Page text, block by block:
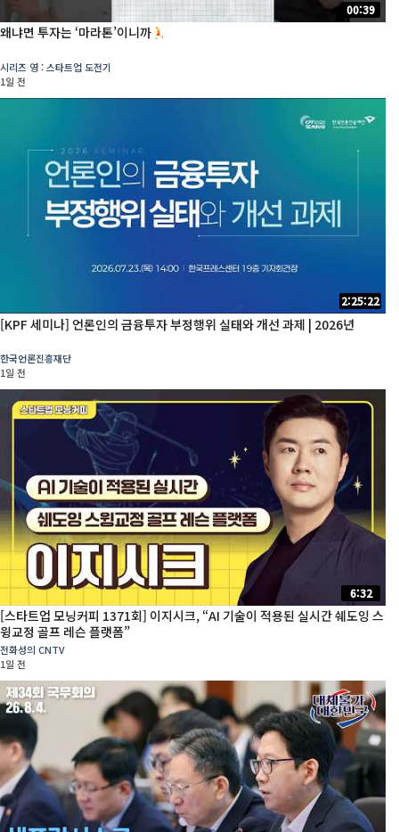
00:39
왜냐면 투자는 ‘마라톤’이니까
시리즈 영 : 스타트업 도전기
1일 전
2:25:22
[KPF 세미나] 언론인의 금융투자 부정행위 실태와 개선 과제 | 2026년
한국언론진흥재단
1일 전
6:32
[스타트업 모닝커피 1371회] 이지시크, “AI 기술이 적용된 실시간 쉐도잉 스
윙교정 골프 레슨 플랫폼”
전화성의 CNTV
1일 전